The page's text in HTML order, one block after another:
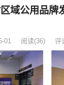
域公用品
01 阅读(36) 评